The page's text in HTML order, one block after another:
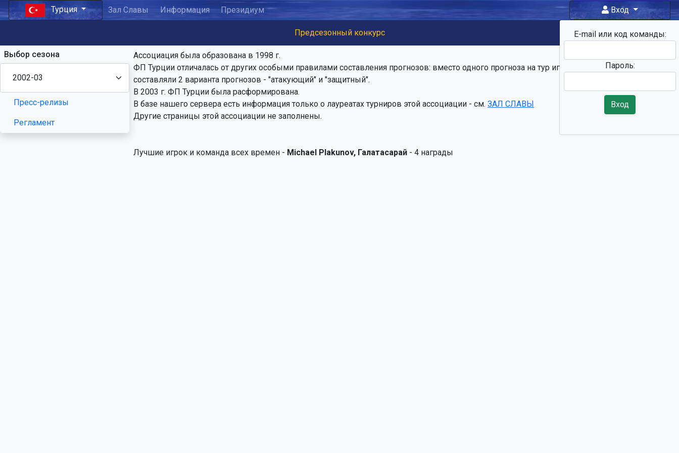
Турция Зал Славы Информация Президиум Вход
E-mail или код команды:
Пароль:
Вход
Предсезонный конкурс
Выбор сезона
Пресс-релизы
Регламент
Ассоциация была образована в 1998 г.
ФП Турции отличалась от других особыми правилами составления прогнозов: вместо одного прогноза на тур игроки
составляли 2 варианта прогнозов - "атакующий" и "защитный".
В 2003 г. ФП Турции была расформирована.
В базе нашего сервера есть информация только о лауреатах турниров этой ассоциации - см. ЗАЛ СЛАВЫ
Другие страницы этой ассоциации не заполнены.
Лучшие игрок и команда всех времен - Michael Plakunov, Галатасаpай - 4 награды
зона